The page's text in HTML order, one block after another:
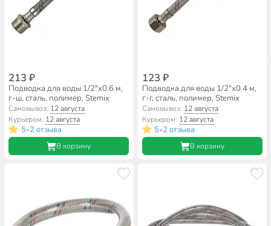
213 ₽
Подводка для воды 1/2"х0.6 м,
г-ш, сталь, полимер, Stemix
Самовывоз: 12 августа
Курьером: 12 августа
5•2 отзыва
В корзину
123 ₽
Подводка для воды 1/2"х0.4 м,
г-г, сталь, полимер, Stemix
Самовывоз: 12 августа
Курьером: 12 августа
5•2 отзыва
В корзину